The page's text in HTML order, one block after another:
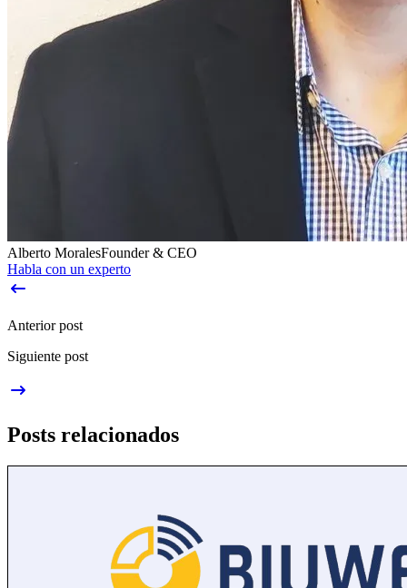
Alberto MoralesFounder & CEO
Habla con un experto
Anterior post
Siguiente post
Posts relacionados